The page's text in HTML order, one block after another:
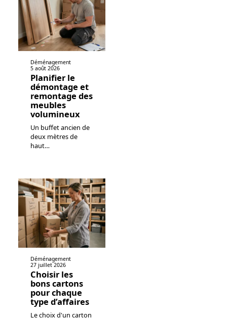
Déménagement
5 août 2026
Planifier le
démontage et
remontage des
meubles
volumineux
Un buffet ancien de
deux mètres de
haut…
Déménagement
27 juillet 2026
Choisir les
bons cartons
pour chaque
type d’affaires
Le choix d'un carton